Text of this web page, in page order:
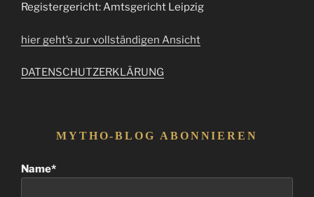
Registergericht: Amtsgericht Leipzig
hier geht’s zur vollständigen Ansicht
DATENSCHUTZERKLÄRUNG
MYTHO-BLOG ABONNIEREN
Name*